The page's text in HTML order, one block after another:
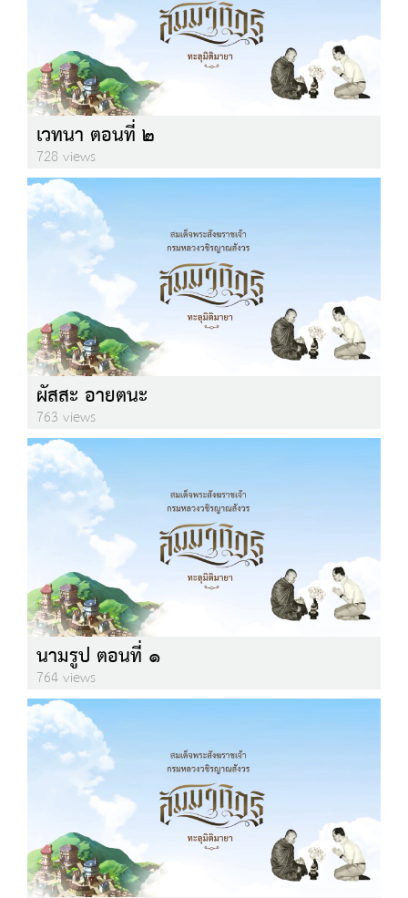
เวทนา ตอนที่ ๒
728 views
ผัสสะ อายตนะ
763 views
นามรูป ตอนที่ ๑
764 views